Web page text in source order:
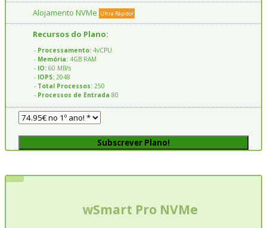
Alojamento NVMe Ultra Rápido!
Recursos do Plano:
- Processamento: 4vCPU
- Memória: 4GB RAM
- IO: 60 MB/s
- IOPS: 2048
- Total Processos: 250
- Processos de Entrada 80
Subscrever Plano!
wSmart Pro NVMe